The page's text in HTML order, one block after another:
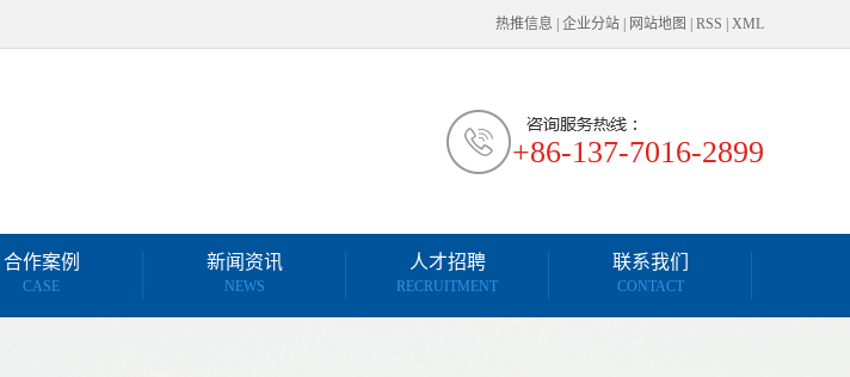
热推信息 企业分站 网站地图 RSS XML
+86-137-7016-2899
合作案例
CASE
新闻资讯
NEWS
人才招聘
RECRUITMENT
联系我们
CONTACT